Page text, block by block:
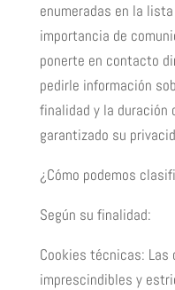
enumeradas en la
importancia de
ponerte en contacto
pedirle información
finalidad y la duración
garantizado su
¿Cómo podemos
Según su finalidad:
Cookies técnicas:
imprescindibles y